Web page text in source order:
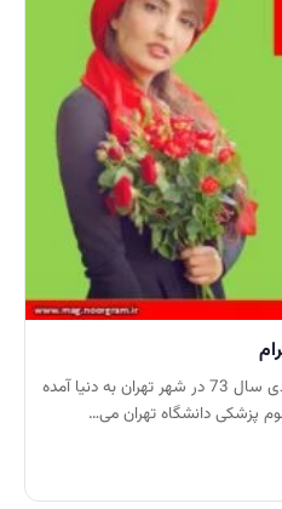
بیوگرافی کیمیا خلج کیمیا خلج 7 دی سال 73 در شهر تهران به دنیا آمده
پزشکی دانشگاه تهران می…